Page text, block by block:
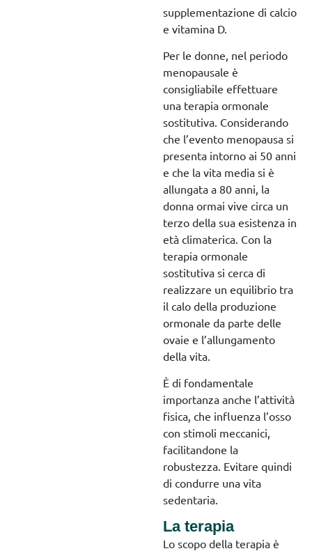
supplementazione di calcio
e vitamina D.
Per le donne, nel periodo
menopausale è
consigliabile effettuare
una terapia ormonale
sostitutiva. Considerando
che l’evento menopausa si
presenta intorno ai 50 anni
e che la vita media si è
allungata a 80 anni, la
donna ormai vive circa un
terzo della sua esistenza in
età climaterica. Con la
terapia ormonale
sostitutiva si cerca di
realizzare un equilibrio tra
il calo della produzione
ormonale da parte delle
ovaie e l’allungamento
della vita.
È di fondamentale
importanza anche l’attività
fisica, che influenza l’osso
con stimoli meccanici,
facilitandone la
robustezza. Evitare quindi
di condurre una vita
sedentaria.
La terapia
Lo scopo della terapia è